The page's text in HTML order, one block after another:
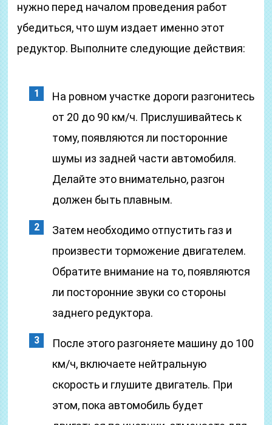
нужно перед началом проведения работ
убедиться, что шум издает именно этот
редуктор. Выполните следующие действия:
На ровном участке дороги разгонитесь
от 20 до 90 км/ч. Прислушивайтесь к
тому, появляются ли посторонние
шумы из задней части автомобиля.
Делайте это внимательно, разгон
должен быть плавным.
Затем необходимо отпустить газ и
произвести торможение двигателем.
Обратите внимание на то, появляются
ли посторонние звуки со стороны
заднего редуктора.
После этого разгоняете машину до 100
км/ч, включаете нейтральную
скорость и глушите двигатель. При
этом, пока автомобиль будет